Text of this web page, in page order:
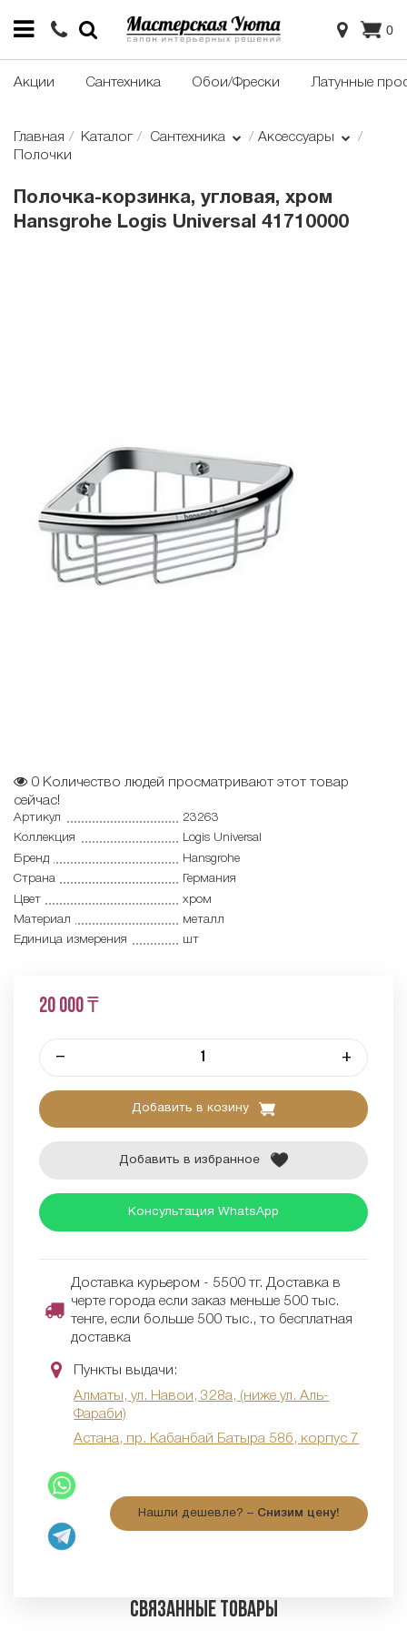
0
Акции Сантехника Обои/Фрески Латунные
Главная Каталог Сантехника
Аксессуары
Полочки
Полочка-корзинка, угловая, хром
Hansgrohe Logis Universal 41710000
0 Количество людей просматривают этот товар
сейчас!
Артикул
23263
Коллекция
Logis Universal
Бренд
Hansgrohe
Страна
Германия
Цвет
хром
Материал
металл
Единица измерения
шт
20 000 ₸
– +
Добавить в козину
Добавить в избранное
Консультация WhatsApp
Доставка курьером - 5500 тг. Доставка в
черте города если заказ меньше 500 тыс.
тенге, если больше 500 тыс., то бесплатная
доставка
Пункты выдачи:
Алматы, ул. Навои, 328а, (ниже ул. Аль-
Фараби)
Астана, пр. Кабанбай Батыра 58б, корпус 7
Нашли дешевле? – Снизим цену!
Связанные товары